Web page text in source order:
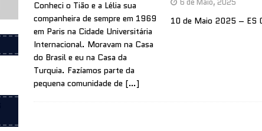
Conheci o Tião e a Lélia sua
companheira de sempre em 1969
em Paris na Cidade Universitária
Internacional. Moravam na Casa
do Brasil e eu na Casa da
Turquia. Fazíamos parte da
pequena comunidade de […]
10 de Maio 2025 – ES